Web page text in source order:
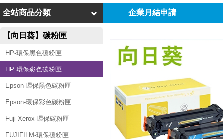
o
r
H
P
1
黑
3
彩
企業月結申請
全站商品分類
【向日葵】碳粉匣
HP-環保黑色碳粉匣
HP-環保彩色碳粉匣
Epson-環保黑色碳粉匣
Epson-環保彩色碳粉匣
Fuji Xerox-環保碳粉匣
FUJIFILM-環保碳粉匣